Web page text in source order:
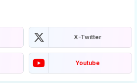
X-Twitter
Youtube